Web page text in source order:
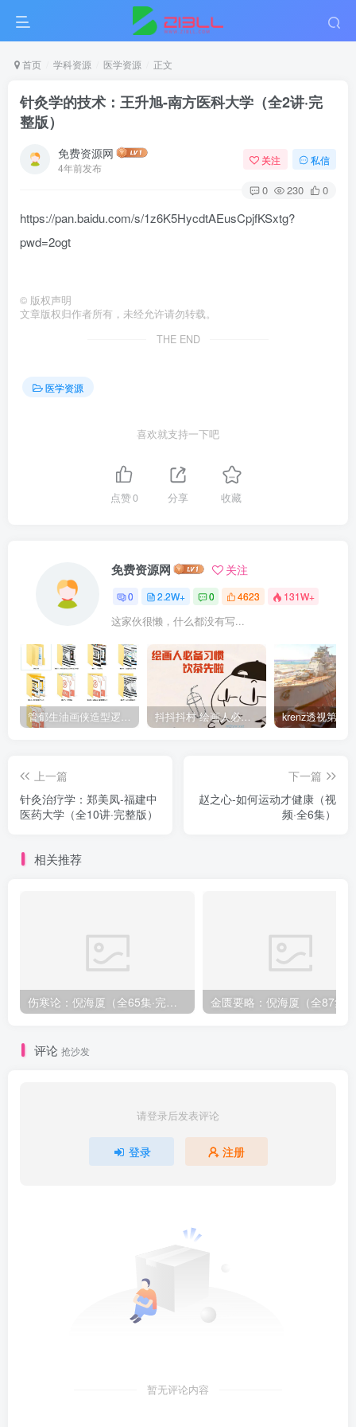
首页 学科资源 医学资源 正文
针灸学的技术：王升旭-南方医科大学（全2讲·完
整版）
免费资源网
4年前发布
关注 私信
0 230 0
https://pan.baidu.com/s/1z6K5HycdtAEusCpjfKSxtg?
pwd=2ogt
© 版权声明
文章版权归作者所有，未经允许请勿转载。
THE END
医学资源
喜欢就支持一下吧
点赞0 分享 收藏
免费资源网 关注
0 2.2W+ 0 4623 131W+
这家伙很懒，什么都没有写...
管郁生油画侠造型逻辑班第一期2019年5月【高清不缺课】 抖抖抖村 绘画人必备习惯2020【画质不错】
上一篇
针灸治疗学：郑美凤-福建中
医药大学（全10讲·完整版）
下一篇
赵之心-如何运动才健康（视
频·全6集）
相关推荐
伤寒论：倪海厦（全65集·完整版）
评论 抢沙发
请登录后发表评论
登录 注册
暂无评论内容